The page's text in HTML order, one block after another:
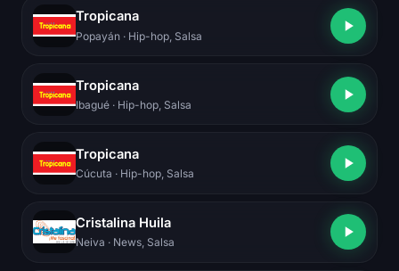
Tropicana
Popayán · Hip-hop, Salsa
Tropicana
Ibagué · Hip-hop, Salsa
Tropicana
Cúcuta · Hip-hop, Salsa
Cristalina Huila
Neiva · News, Salsa